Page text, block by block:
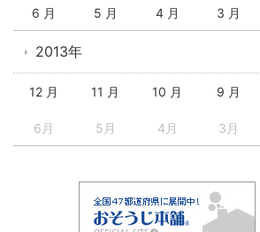
6 月 5 月 4 月 3 月
2013年
12 月 11 月 10 月 9 月
6月 5月 4月 3月